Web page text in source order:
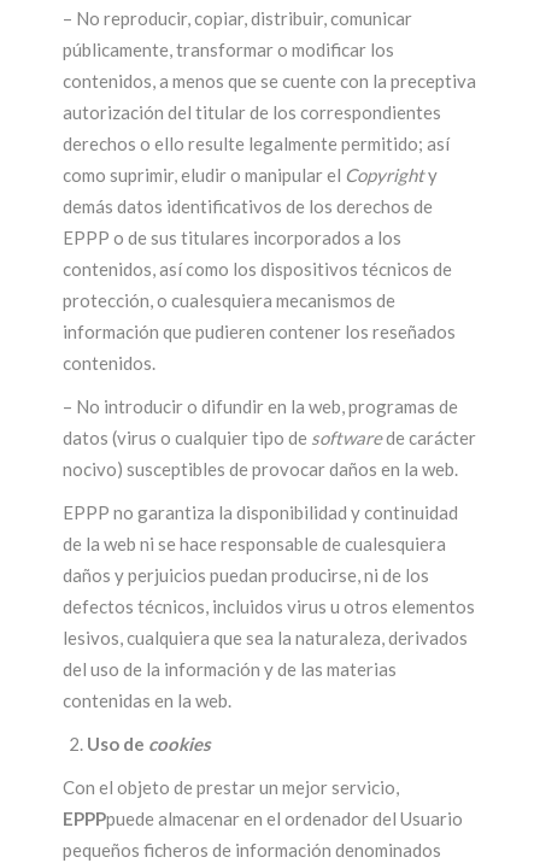
– No reproducir, copiar, distribuir, comunicar
públicamente, transformar o modificar los
contenidos, a menos que se cuente con la preceptiva
autorización del titular de los correspondientes
derechos o ello resulte legalmente permitido; así
como suprimir, eludir o manipular el Copyrighty
demás datos identificativos de los derechos de
EPPP o de sus titulares incorporados a los
contenidos, así como los dispositivos técnicos de
protección, o cualesquiera mecanismos de
información que pudieren contener los reseñados
contenidos.
– No introducir o difundir en la web, programas de
datos (virus o cualquier tipo de softwarede carácter
nocivo) susceptibles de provocar daños en la web.
EPPP no garantiza la disponibilidad y continuidad
de la web ni se hace responsable de cualesquiera
daños y perjuicios puedan producirse, ni de los
defectos técnicos, incluidos virus u otros elementos
lesivos, cualquiera que sea la naturaleza, derivados
del uso de la información y de las materias
contenidas en la web.
Uso de cookies
Con el objeto de prestar un mejor servicio,
EPPPpuede almacenar en el ordenador del Usuario
pequeños ficheros de información denominados